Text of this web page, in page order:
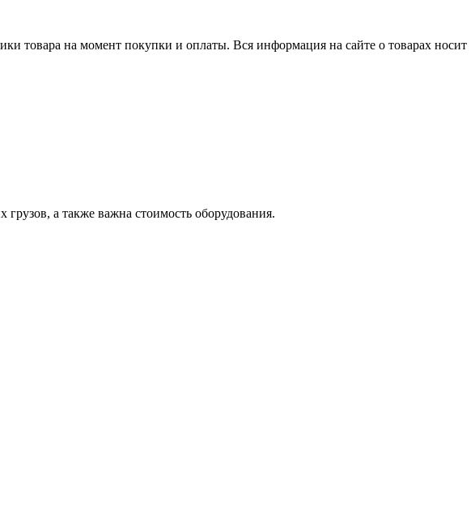
товара на момент покупки и оплаты. Вся информация на сайте о товарах носит
грузов, а также важна стоимость оборудования.